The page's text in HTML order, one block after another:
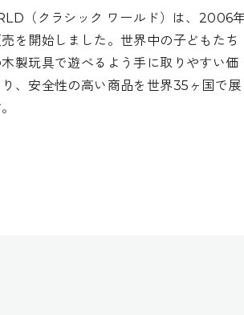
（クラシック ワールド）は、2006
を開始しました。世界中の子どもたち
製玩具で遊べるよう手に取りやすい価
、安全性の高い商品を世界35ヶ国で展